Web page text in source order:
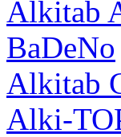
Alkitab
BaDeNo
Alkitab
Alki-